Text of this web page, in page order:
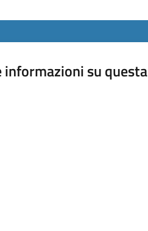
informazioni su questa